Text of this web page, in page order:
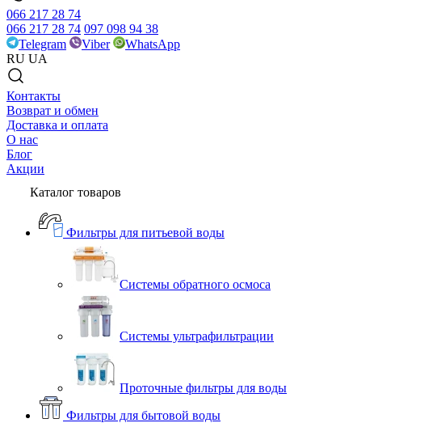
066 217 28 74
066 217 28 74 097 098 94 38
Telegram
Viber
WhatsApp
RU UA
Контакты
Возврат и обмен
Доставка и оплата
О нас
Блог
Акции
Каталог товаров
Фильтры для питьевой воды
Системы обратного осмоса
Системы ультрафильтрации
Проточные фильтры для воды
Фильтры для бытовой воды